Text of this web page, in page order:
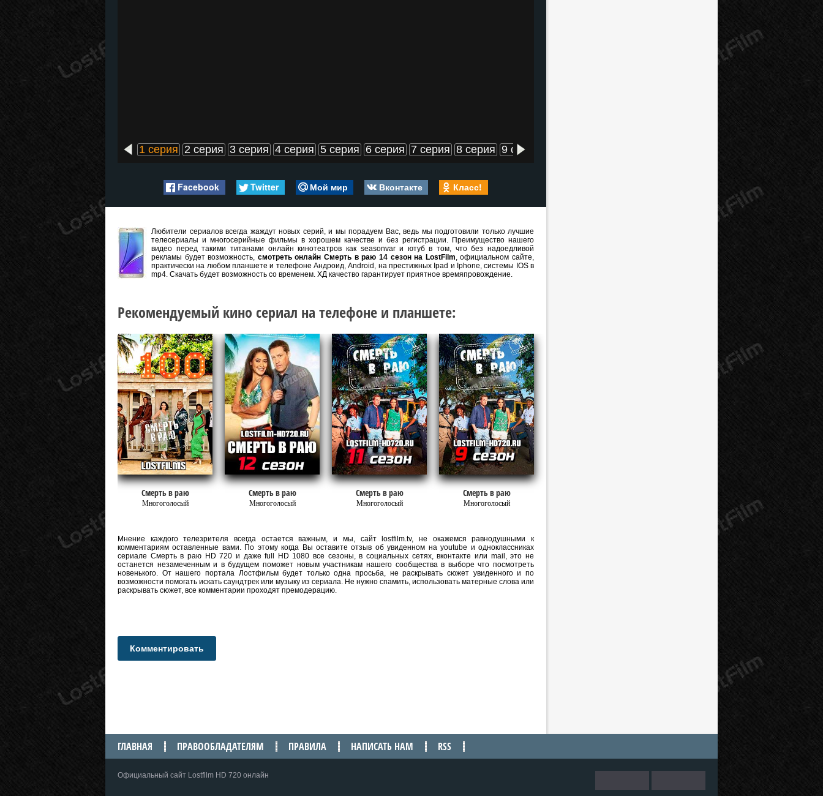
1 серия 2 серия 3 серия 4 серия 5 серия 6 серия 7 серия 8 серия 9 серия
Facebook Twitter Мой мир Вконтакте Класс!
Любители сериалов всегда жаждут новых серий, и мы порадуем Вас, ведь мы подготовили только лучшие
телесериалы и многосерийные фильмы в хорошем качестве и без регистрации. Преимущество нашего
видео перед такими титанами онлайн кинотеатров как seasonvar и ютуб в том, что без надоедливой
рекламы будет возможность, смотреть онлайн Смерть в раю 14 сезон на LostFilm, официальном сайте,
практически на любом планшете и телефоне Андроид, Android, на престижных Ipad и Iphone, системы IOS в
mp4. Скачать будет возможность со временем. ХД качество гарантирует приятное времяпровождение.
Рекомендуемый кино сериал на телефоне и планшете:
Смерть в раю
Многоголосый
Смерть в раю
Многоголосый
Смерть в раю
Многоголосый
Смерть в раю
Многоголосый
Мнение каждого телезрителя всегда остается важным, и мы, сайт lostfilm.tv, не окажемся равнодушными к
комментариям оставленные вами. По этому когда Вы оставите отзыв об увиденном на youtube и одноклассниках
сериале Смерть в раю HD 720 и даже full HD 1080 все сезоны, в социальных сетях, вконтакте или mail, это не
останется незамеченным и в будущем поможет новым участникам нашего сообщества в выборе что посмотреть
новенького. От нашего портала Лостфильм будет только одна просьба, не раскрывать сюжет увиденного и по
возможности помогать искать саундтрек или музыку из сериала. Не нужно спамить, использовать матерные слова или
раскрывать сюжет, все комментарии проходят премодерацию.
Комментировать
ГЛАВНАЯ ПРАВООБЛАДАТЕЛЯМ ПРАВИЛА НАПИСАТЬ НАМ RSS
Официальный сайт Lostfilm HD 720 онлайн